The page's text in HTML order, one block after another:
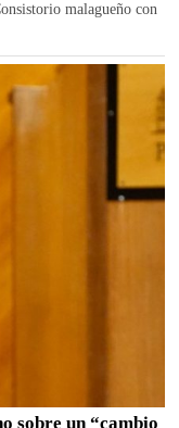
malagueño con
sobre un “cambio